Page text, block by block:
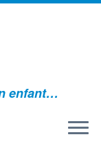
enfant…